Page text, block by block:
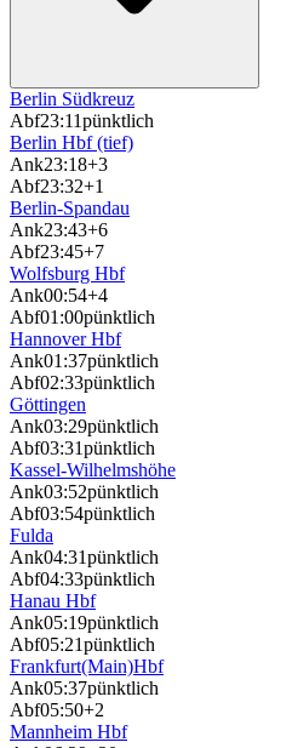
Berlin Südkreuz
Abf23:11pünktlich
Berlin Hbf (tief)
Ank23:18+3
Abf23:32+1
Berlin-Spandau
Ank23:43+6
Abf23:45+7
Wolfsburg Hbf
Ank00:54+4
Abf01:00pünktlich
Hannover Hbf
Ank01:37pünktlich
Abf02:33pünktlich
Göttingen
Ank03:29pünktlich
Abf03:31pünktlich
Kassel-Wilhelmshöhe
Ank03:52pünktlich
Abf03:54pünktlich
Fulda
Ank04:31pünktlich
Abf04:33pünktlich
Hanau Hbf
Ank05:19pünktlich
Abf05:21pünktlich
Frankfurt(Main)Hbf
Ank05:37pünktlich
Abf05:50+2
Mannheim Hbf